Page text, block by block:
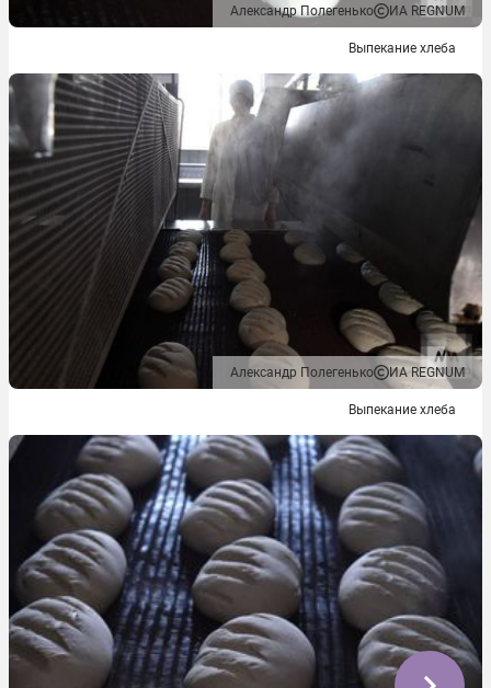
Александр Полегенько ИА REGNUM
Выпекание хлеба
Александр Полегенько ИА REGNUM
Выпекание хлеба